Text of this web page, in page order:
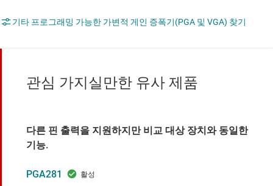
기타 프로그래밍 가능한 가변적 게인 증폭기(PGA 및 VGA) 찾기
관심 가지실만한 유사 제품
다른 핀 출력을 지원하지만 비교 대상 장치와 동일한
기능.
PGA281